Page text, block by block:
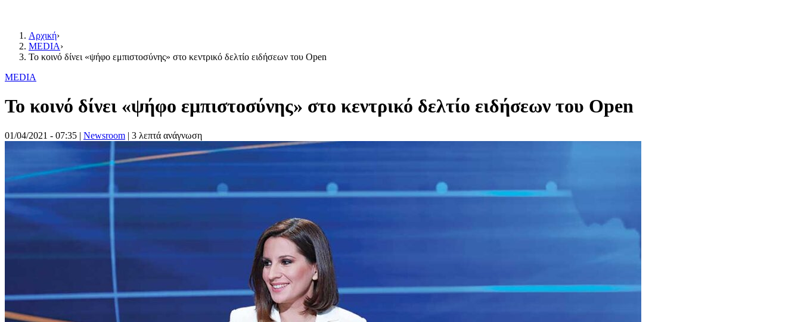
Αρχική›
MEDIA›
Το κοινό δίνει «ψήφο εμπιστοσύνης» στο κεντρικό δελτίο ειδήσεων του Οpen
MEDIA
Το κοινό δίνει «ψήφο εμπιστοσύνης» στο κεντρικό δελτίο ειδήσεων του Οpen
01/04/2021 - 07:35 | Newsroom | 3 λεπτά ανάγνωση